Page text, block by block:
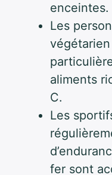
enceintes.
Les
aliments
C.
Les
fer sont